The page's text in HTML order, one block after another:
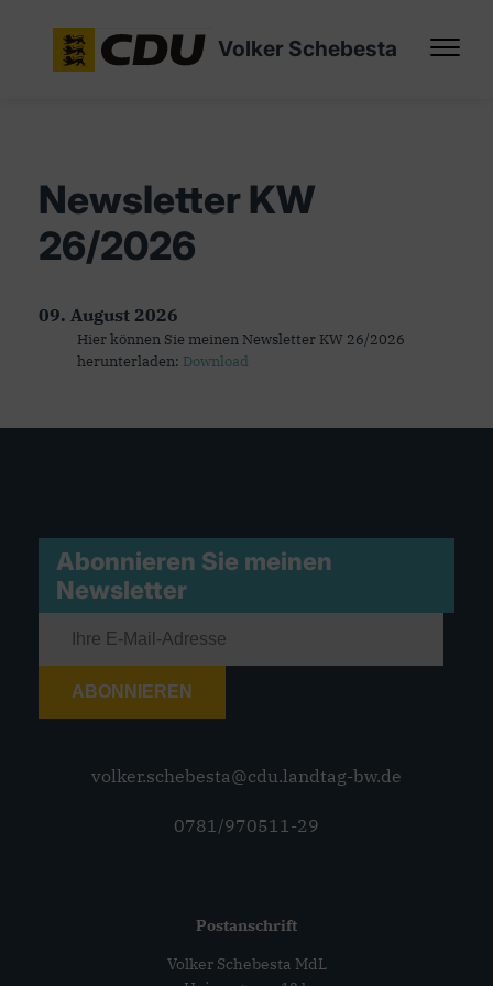
Volker Schebesta
Newsletter KW
26/2026
09. August 2026
Hier können Sie meinen Newsletter KW 26/2026
herunterladen: Download
Abonnieren Sie meinen
Newsletter
ABONNIEREN
volker.schebesta@cdu.landtag-bw.de
0781/970511-29
Postanschrift
Volker Schebesta MdL